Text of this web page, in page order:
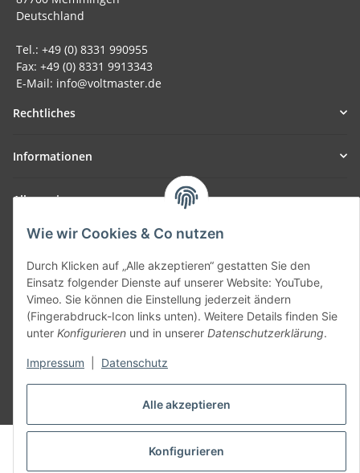
Alle akzeptieren
Konfigurieren
Wie wir Cookies & Co nutzen
Durch Klicken auf „Alle akzeptieren“ gestatten Sie den
Einsatz folgender Dienste auf unserer Website: YouTube,
Vimeo. Sie können die Einstellung jederzeit ändern
(Fingerabdruck-Icon links unten). Weitere Details finden Sie
unter Konfigurieren und in unserer Datenschutzerklärung.
Impressum Datenschutz
Deutschland
Tel.: +49 (0) 8331 990955
Fax: +49 (0) 8331 9913343
E-Mail: info@voltmaster.de
Rechtliches
Informationen
Allgemein
Teil unseres Netzwerks:
SmoliTec - Safety. Simplified. Worldwide. ( B2B Shop )
Vertrag widerrufen
* Alle Preise inkl. gesetzlicher USt., zzgl.Versand
© voltmaster.de
Powered byJTL-Shop